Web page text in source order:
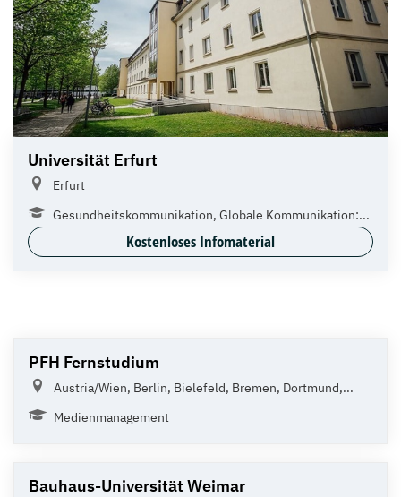
Universität Erfurt
Erfurt
Gesundheitskommunikation, Globale Kommunikation:...
Kostenloses Infomaterial
PFH Fernstudium
Austria/Wien, Berlin, Bielefeld, Bremen, Dortmund,...
Medienmanagement
Bauhaus-Universität Weimar